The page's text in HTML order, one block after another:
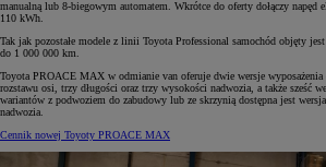
manualną lub 8-biegowym automatem. Wkrótce do oferty dołączy napęd
110 kWh.
Tak jak pozostałe modele z linii Toyota Professional samochód objęty
do 1 000 000 km.
Toyota PROACE MAX w odmianie van oferuje dwie wersje
rozstawu osi, trzy długości oraz trzy wysokości nadwozia, a także sześć
wariantów z podwoziem do zabudowy lub ze skrzynią dostępna jest
nadwozia.
Cennik nowej Toyoty PROACE MAX